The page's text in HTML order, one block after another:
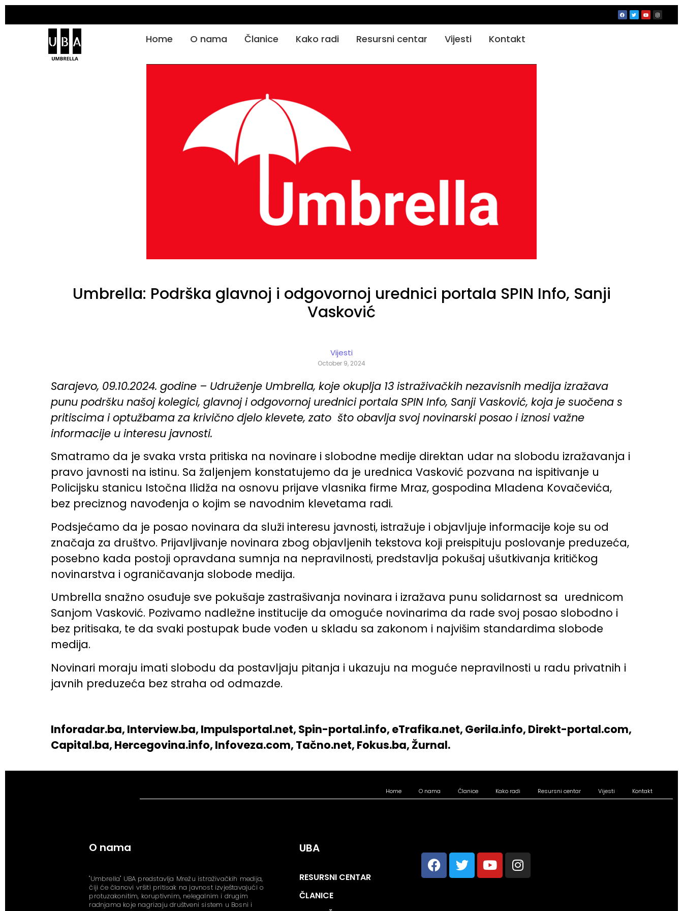
Home O nama Članice Kako radi Resursni centar Vijesti Kontakt
Umbrella: Podrška glavnoj i odgovornoj urednici portala SPIN Info, Sanji
Vasković
Vijesti
October 9, 2024
Sarajevo, 09.10.2024. godine – Udruženje Umbrella, koje okuplja 13 istraživačkih nezavisnih medija izražava
punu podršku našoj kolegici, glavnoj i odgovornoj urednici portala SPIN Info, Sanji Vasković, koja je suočena s
pritiscima i optužbama za krivično djelo klevete, zato što obavlja svoj novinarski posao i iznosi važne
informacije u interesu javnosti.
Smatramo da je svaka vrsta pritiska na novinare i slobodne medije direktan udar na slobodu izražavanja i
pravo javnosti na istinu. Sa žaljenjem konstatujemo da je urednica Vasković pozvana na ispitivanje u
Policijsku stanicu Istočna Ilidža na osnovu prijave vlasnika firme Mraz, gospodina Mladena Kovačevića,
bez preciznog navođenja o kojim se navodnim klevetama radi.
Podsjećamo da je posao novinara da služi interesu javnosti, istražuje i objavljuje informacije koje su od
značaja za društvo. Prijavljivanje novinara zbog objavljenih tekstova koji preispituju poslovanje preduzeća,
posebno kada postoji opravdana sumnja na nepravilnosti, predstavlja pokušaj ušutkivanja kritičkog
novinarstva i ograničavanja slobode medija.
Umbrella snažno osuđuje sve pokušaje zastrašivanja novinara i izražava punu solidarnost sa urednicom
Sanjom Vasković. Pozivamo nadležne institucije da omoguće novinarima da rade svoj posao slobodno i
bez pritisaka, te da svaki postupak bude vođen u skladu sa zakonom i najvišim standardima slobode
medija.
Novinari moraju imati slobodu da postavljaju pitanja i ukazuju na moguće nepravilnosti u radu privatnih i
javnih preduzeća bez straha od odmazde.
Inforadar.ba, Interview.ba, Impulsportal.net, Spin-portal.info, eTrafika.net, Gerila.info, Direkt-portal.com,
Capital.ba, Hercegovina.info, Infoveza.com, Tačno.net, Fokus.ba, Žurnal.
Home O nama Članice Kako radi Resursni centar Vijesti Kontakt
O nama
"Umbrella" UBA predstavlja Mrežu istraživačkih medija,
čiji će članovi vršiti pritisak na javnost izvještavajući o
protuzakonitim, koruptivnim, nelegalnim i drugim
radnjama koje nagrizaju društveni sistem u Bosni i
UBA
RESURSNI CENTAR
ČLANICE